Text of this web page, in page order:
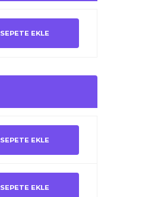
SEPETE EKLE
SEPETE EKLE
SEPETE EKLE